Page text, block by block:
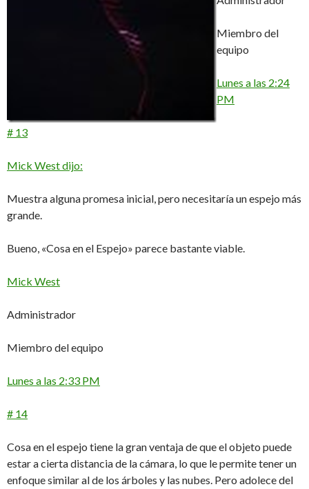
Miembro del
equipo
Lunes a las 2:24
PM
# 13
Mick West dijo:
Muestra alguna promesa inicial, pero necesitaría un espejo más
grande.
Bueno, «Cosa en el Espejo» parece bastante viable.
Mick West
Administrador
Miembro del equipo
Lunes a las 2:33 PM
# 14
Cosa en el espejo tiene la gran ventaja de que el objeto puede
estar a cierta distancia de la cámara, lo que le permite tener un
enfoque similar al de los árboles y las nubes. Pero adolece del